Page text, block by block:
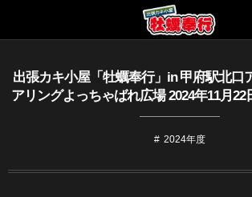
出張カキ小屋「牡蠣奉行」in 甲府駅北口
アリングよっちゃばれ広場 2024年11月22
2024年度